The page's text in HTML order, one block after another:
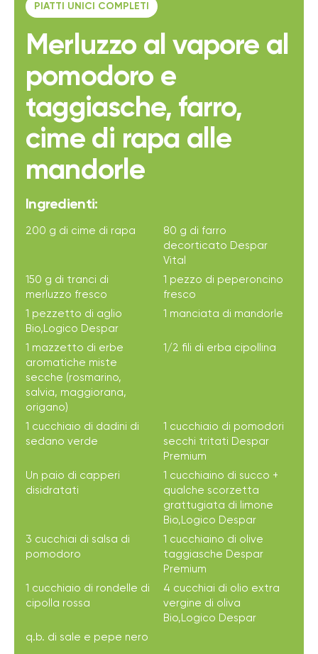
PIATTI UNICI COMPLETI
Merluzzo al vapore al
pomodoro e
taggiasche, farro,
cime di rapa alle
mandorle
Ingredienti:
200 g di cime di rapa
80 g di farro
decorticato Despar
Vital
150 g di tranci di
merluzzo fresco
1 pezzo di peperoncino
fresco
1 pezzetto di aglio
Bio,Logico Despar
1 manciata di mandorle
1 mazzetto di erbe
aromatiche miste
secche (rosmarino,
salvia, maggiorana,
origano)
1/2 fili di erba cipollina
1 cucchiaio di dadini di
sedano verde
1 cucchiaio di pomodori
secchi tritati Despar
Premium
Un paio di capperi
disidratati
1 cucchiaino di succo +
qualche scorzetta
grattugiata di limone
Bio,Logico Despar
3 cucchiai di salsa di
pomodoro
1 cucchiaino di olive
taggiasche Despar
Premium
1 cucchiaio di rondelle di
cipolla rossa
4 cucchiai di olio extra
vergine di oliva
Bio,Logico Despar
q.b. di sale e pepe nero